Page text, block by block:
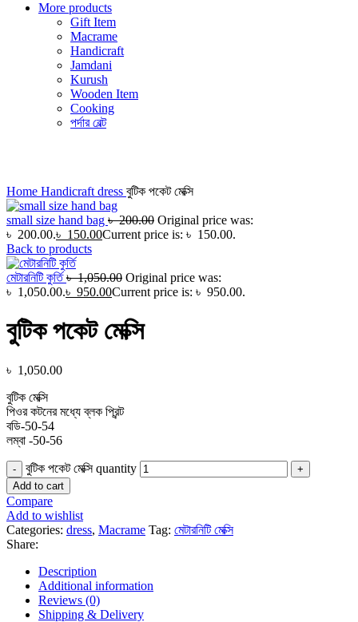
More products
Gift Item
Macrame
Handicraft
Jamdani
Kurush
Wooden Item
Cooking
পর্দার বেল্ট
Home Handicraft dress বুটিক পকেট মেক্সি
small size hand bag ৳200.00 Original price was:
৳ 200.00.৳ 150.00Current price is: ৳ 150.00.
Back to products
মেটারনিটি কুর্তি৳1,050.00 Original price was:
৳ 1,050.00.৳ 950.00Current price is: ৳ 950.00.
বুটিক পকেট মেক্সি
৳ 1,050.00
বুটিক মেক্সি
পিওর কটনের মধ্যে ব্লক প্রিন্ট
বডি-50-54
লম্বা -50-56
বুটিক পকেট মেক্সি quantity
Add to cart
Compare
Add to wishlist
Categories: dress, Macrame Tag: মেটারনিটি মেক্সি
Share:
Description
Additional information
Reviews (0)
Shipping & Delivery